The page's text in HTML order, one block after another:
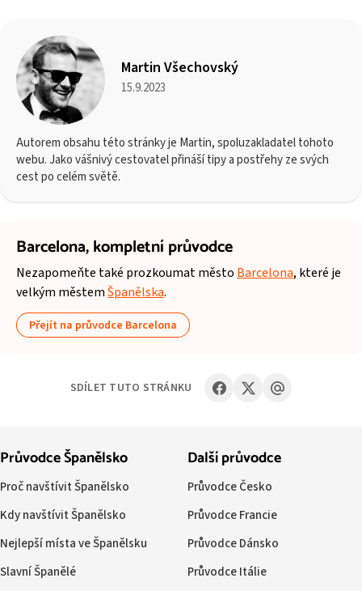
Martin Všechovský
15.9.2023
Autorem obsahu této stránky je Martin, spoluzakladatel tohoto
webu. Jako vášnivý cestovatel přináší tipy a postřehy ze svých
cest po celém světě.
Barcelona,kompletní průvodce
Nezapomeňte také prozkoumat městoBarcelona, které je
velkým městemŠpanělska.
Přejít na průvodce Barcelona
SDÍLET TUTO STRÁNKU
Průvodce Španělsko
Proč navštívit Španělsko
Kdy navštívit Španělsko
Nejlepší místa ve Španělsku
Slavní Španělé
Další průvodce
Průvodce Česko
Průvodce Francie
Průvodce Dánsko
Průvodce Itálie